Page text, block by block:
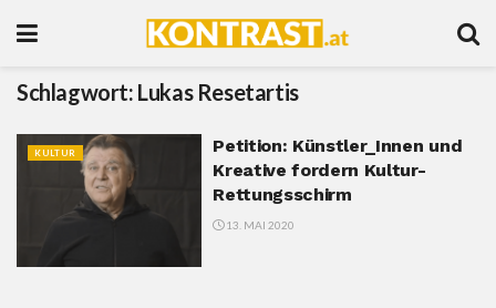
Schlagwort: Lukas Resetartis
KULTUR
Petition: Künstler_Innen und
Kreative fordern Kultur-
Rettungsschirm
13. MAI 2020